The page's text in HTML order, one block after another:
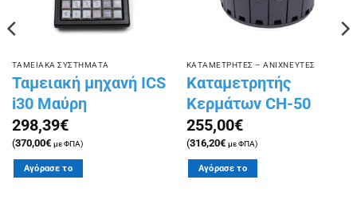
ΤΑΜΕΙΑΚΑ ΣΥΣΤΗΜΑΤΑ
Ταμειακή μηχανή ICS
i30 Μαύρη
298,39€
(370,00€ με ΦΠΑ)
Αγόρασε το
ΚΑΤΑΜΕΤΡΗΤΕΣ – ΑΝΙΧΝΕΥΤΕΣ
Καταμετρητής
Κερμάτων CH-50
255,00€
(316,20€ με ΦΠΑ)
Αγόρασε το